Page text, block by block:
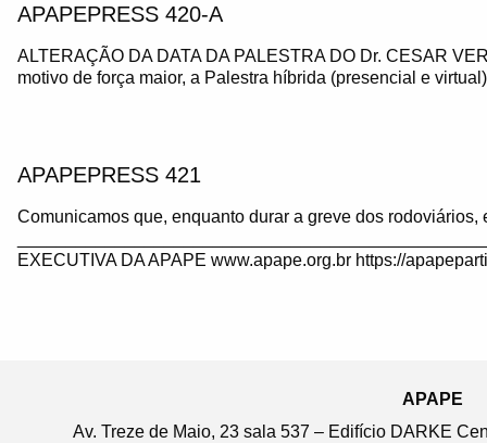
APAPEPRESS 420-A
ALTERAÇÃO DA DATA DA PALESTRA DO Dr. CESAR
motivo de força maior, a Palestra híbrida (presencial e
APAPEPRESS 421
Comunicamos que, enquanto durar a greve dos
EXECUTIVA DA APAPE www.apape.org.br https://
APAPE
Av. Treze de Maio, 23 sala 537 – Edifício DARKE